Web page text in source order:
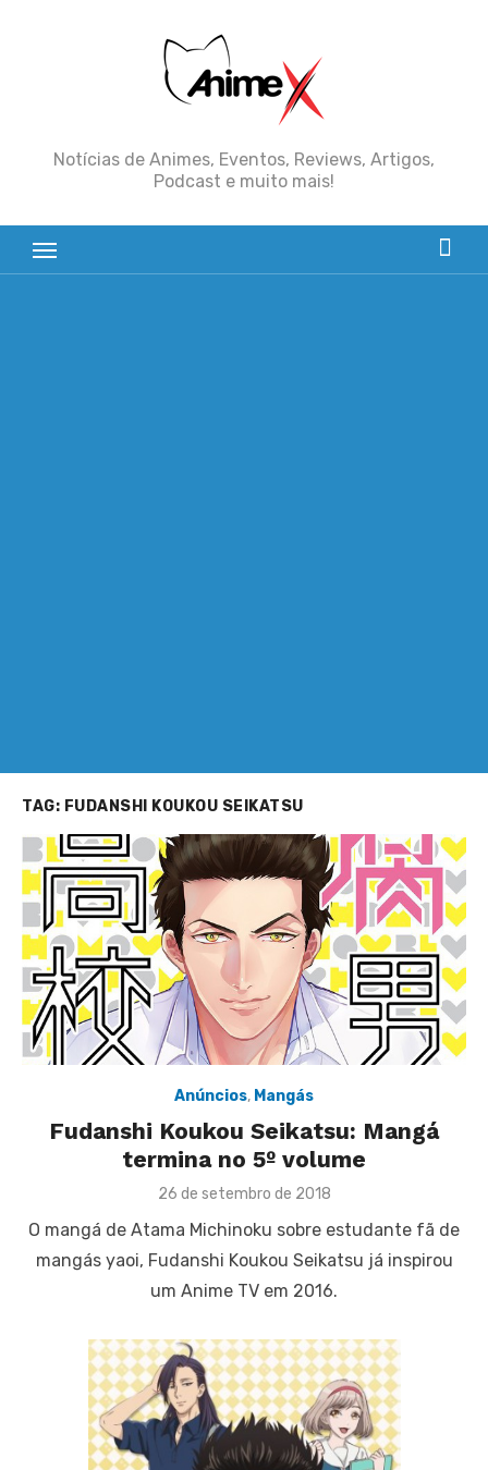
Notícias de Animes, Eventos, Reviews, Artigos,
Podcast e muito mais!
TAG: FUDANSHI KOUKOU SEIKATSU
Anúncios, Mangás
Fudanshi Koukou Seikatsu: Mangá
termina no 5º volume
Posted
26 de setembro de 2018
O mangá de Atama Michinoku sobre estudante fã de
mangás yaoi, Fudanshi Koukou Seikatsu já inspirou
um Anime TV em 2016.